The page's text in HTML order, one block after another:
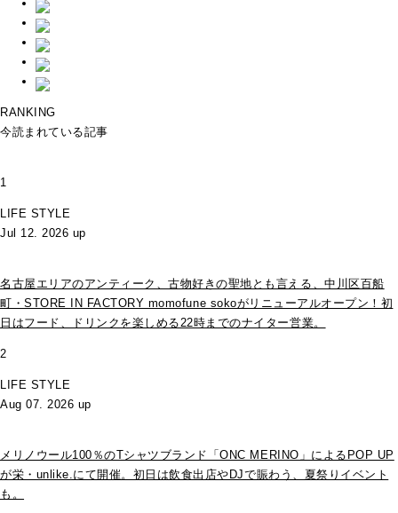
RANKING
今読まれている記事
1
LIFE STYLE
Jul 12. 2026 up
名古屋エリアのアンティーク、古物好きの聖地とも言える、中川区百船
町・STORE IN FACTORY momofune sokoがリニューアルオープン！初
日はフード、ドリンクを楽しめる22時までのナイター営業。
2
LIFE STYLE
Aug 07. 2026 up
メリノウール100％のTシャツブランド「ONC MERINO」によるPOP UP
が栄・unlike.にて開催。初日は飲食出店やDJで賑わう、夏祭りイベント
も。